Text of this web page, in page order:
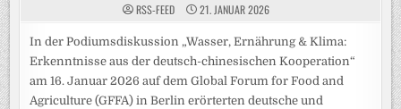
RSS-FEED 21. JANUAR 2026
In der Podiumsdiskussion „Wasser, Ernährung & Klima:
Erkenntnisse aus der deutsch-chinesischen Kooperation“
am 16. Januar 2026 auf dem Global Forum for Food and
Agriculture (GFFA) in Berlin erörterten deutsche und